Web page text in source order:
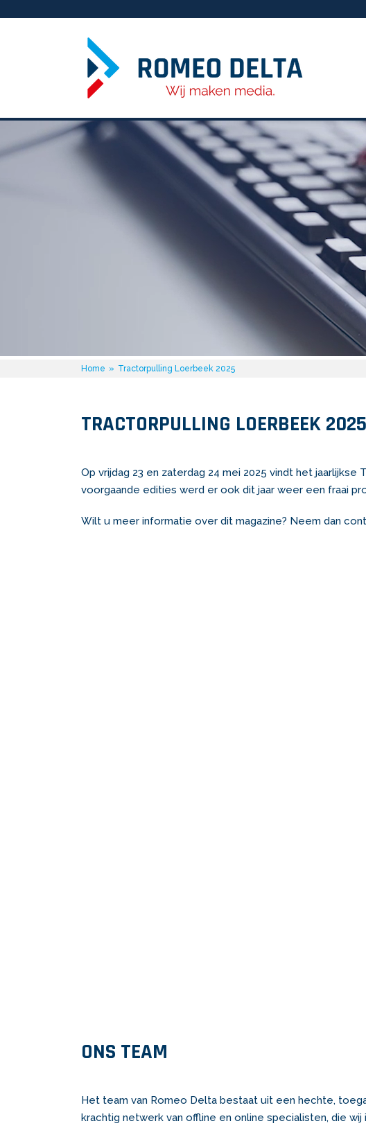
Home » Tractorpulling Loerbeek 2025
TRACTORPULLING LOERBEEK 2025
Op vrijdag 23 en zaterdag 24 mei 2025 vindt het
voorgaande edities werd er ook dit jaar weer een fraai
Wilt u meer informatie over dit magazine? Neem dan
ONS TEAM
Het team van Romeo Delta bestaat uit een hechte,
krachtig netwerk van offline en online specialisten, die